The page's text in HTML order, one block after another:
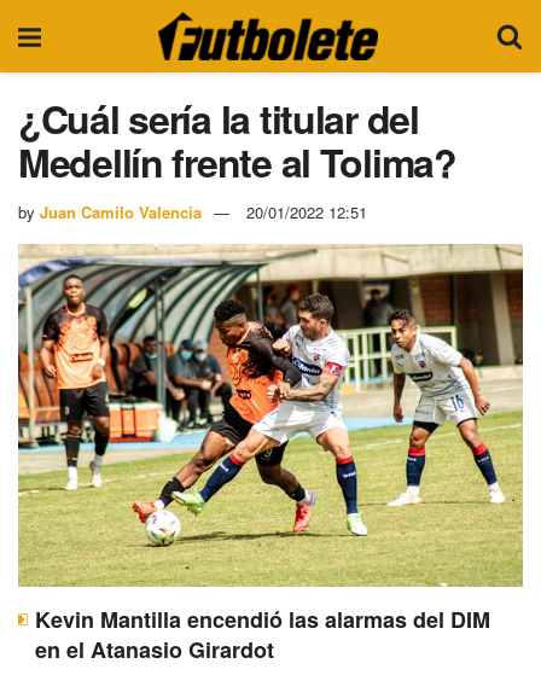
¿Cuál sería la titular del
Medellín frente al Tolima?
by Juan Camilo Valencia 20/01/2022 12:51
Kevin Mantilla encendió las alarmas del DIM
en el Atanasio Girardot